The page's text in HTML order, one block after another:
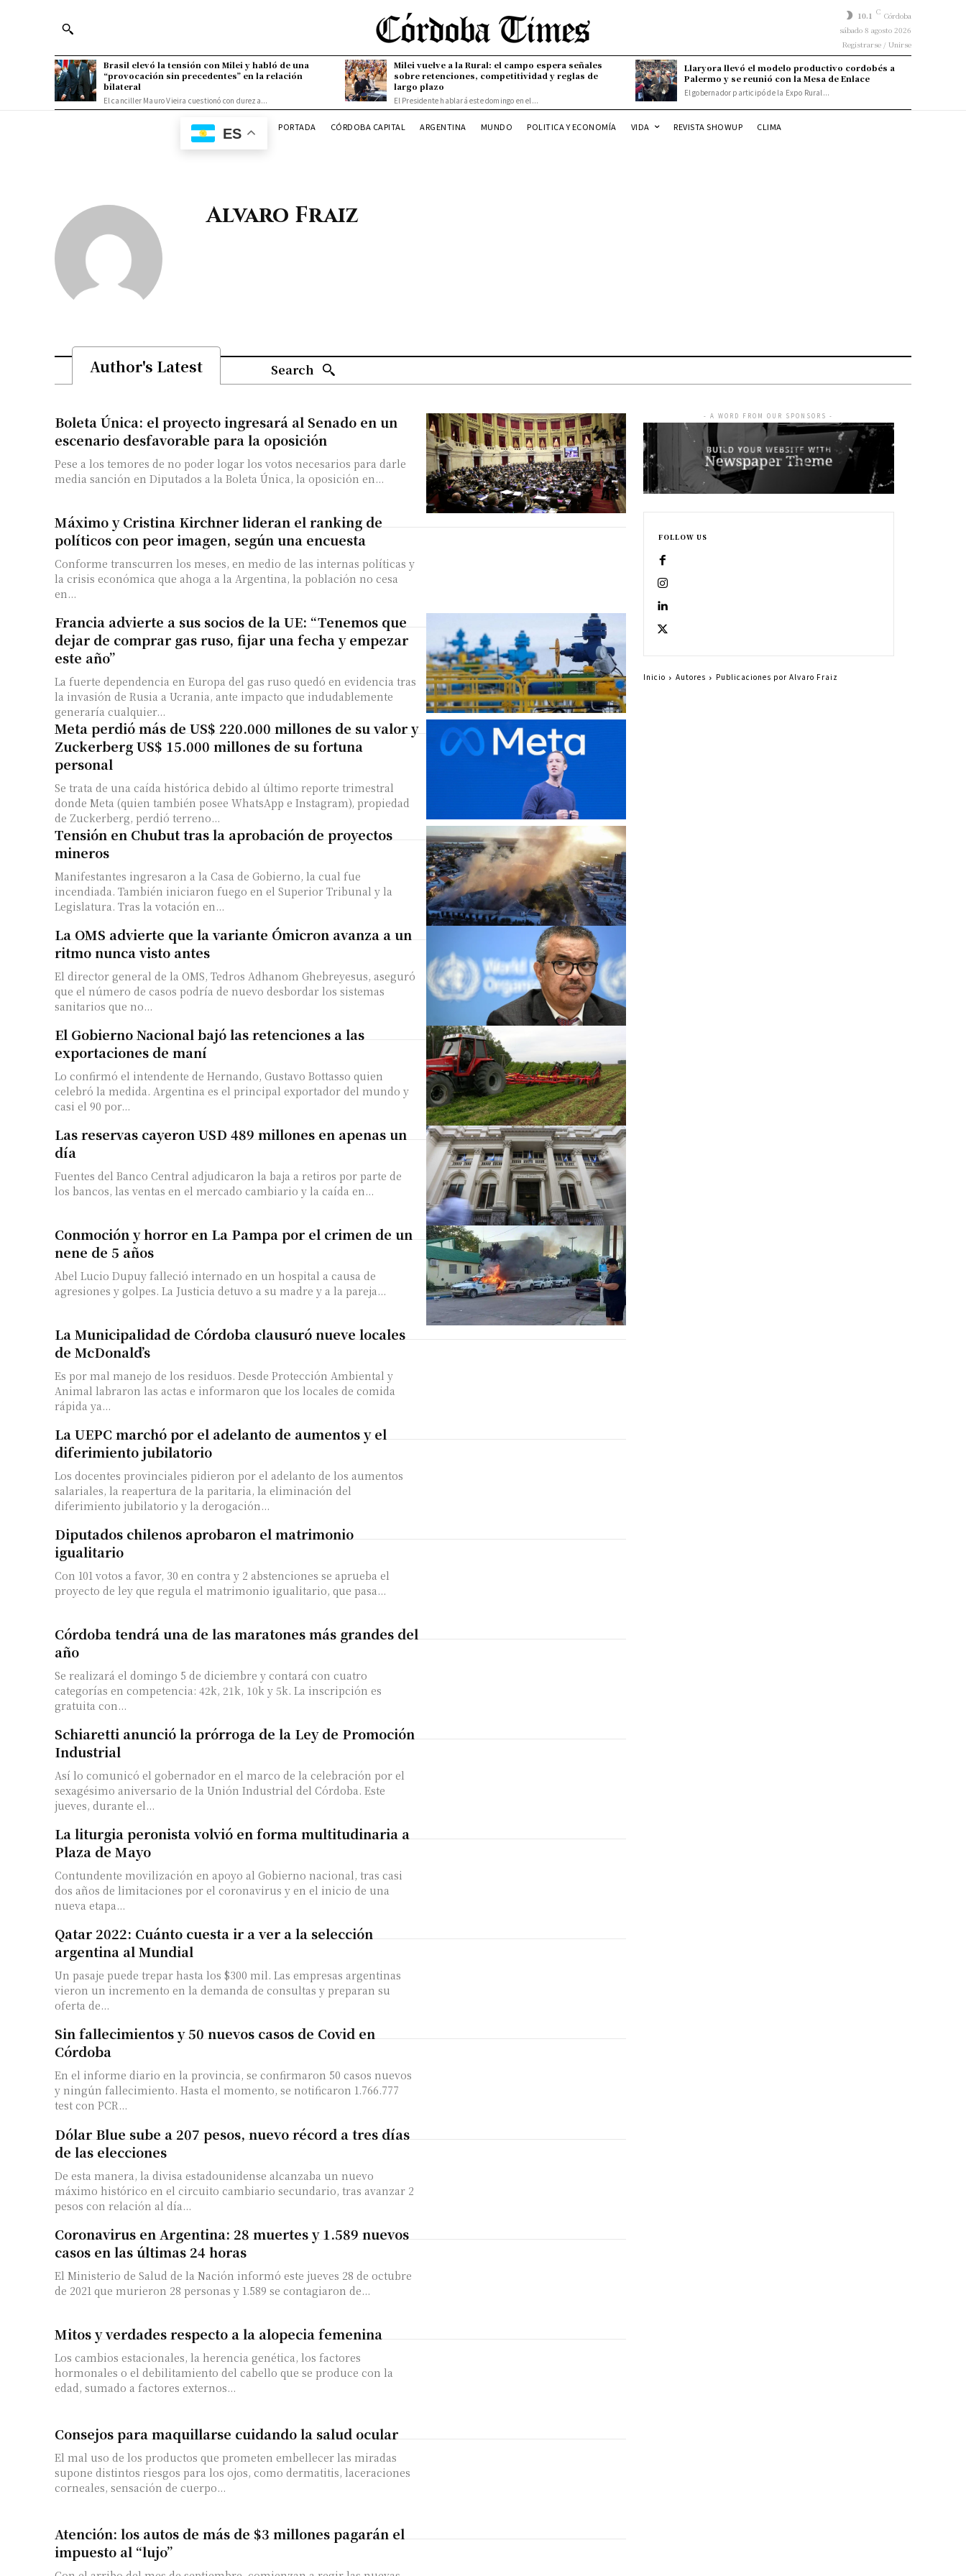
10.1 C Córdoba
sábado 8 agosto 2026
Registrarse / Unirse
Brasil elevó la tensión con Milei y habló de una
“provocación sin precedentes” en la relación
bilateral
El canciller Mauro Vieira cuestionó con dureza...
Milei vuelve a la Rural: el campo espera señales
sobre retenciones, competitividad y reglas de
largo plazo
El Presidente hablará este domingo en el...
Llaryora llevó el modelo productivo cordobés a
Palermo y se reunió con la Mesa de Enlace
El gobernador participó de la Expo Rural...
ES PORTADA CÓRDOBA CAPITAL ARGENTINA MUNDO POLITICA Y ECONOMÍA VIDA REVISTA SHOWUP CLIMA
Alvaro Fraiz
Author's Latest Search
Boleta Única: el proyecto ingresará al Senado en un
escenario desfavorable para la oposición
Pese a los temores de no poder logar los votos necesarios para darle
media sanción en Diputados a la Boleta Única, la oposición en...
Máximo y Cristina Kirchner lideran el ranking de
políticos con peor imagen, según una encuesta
Conforme transcurren los meses, en medio de las internas políticas y
la crisis económica que ahoga a la Argentina, la población no cesa
en...
Francia advierte a sus socios de la UE: “Tenemos que
dejar de comprar gas ruso, fijar una fecha y empezar
este año”
La fuerte dependencia en Europa del gas ruso quedó en evidencia tras
la invasión de Rusia a Ucrania, ante impacto que indudablemente
generaría cualquier...
Meta perdió más de US$ 220.000 millones de su valor y
Zuckerberg US$ 15.000 millones de su fortuna
personal
Se trata de una caída histórica debido al último reporte trimestral
donde Meta (quien también posee WhatsApp e Instagram), propiedad
de Zuckerberg, perdió terreno...
Tensión en Chubut tras la aprobación de proyectos
mineros
Manifestantes ingresaron a la Casa de Gobierno, la cual fue
incendiada. También iniciaron fuego en el Superior Tribunal y la
Legislatura. Tras la votación en...
La OMS advierte que la variante Ómicron avanza a un
ritmo nunca visto antes
El director general de la OMS, Tedros Adhanom Ghebreyesus, aseguró
que el número de casos podría de nuevo desbordar los sistemas
sanitarios que no...
El Gobierno Nacional bajó las retenciones a las
exportaciones de maní
Lo confirmó el intendente de Hernando, Gustavo Bottasso quien
celebró la medida. Argentina es el principal exportador del mundo y
casi el 90 por...
Las reservas cayeron USD 489 millones en apenas un
día
Fuentes del Banco Central adjudicaron la baja a retiros por parte de
los bancos, las ventas en el mercado cambiario y la caída en...
Conmoción y horror en La Pampa por el crimen de un
nene de 5 años
Abel Lucio Dupuy falleció internado en un hospital a causa de
agresiones y golpes. La Justicia detuvo a su madre y a la pareja...
La Municipalidad de Córdoba clausuró nueve locales
de McDonald’s
Es por mal manejo de los residuos. Desde Protección Ambiental y
Animal labraron las actas e informaron que los locales de comida
rápida ya...
La UEPC marchó por el adelanto de aumentos y el
diferimiento jubilatorio
Los docentes provinciales pidieron por el adelanto de los aumentos
salariales, la reapertura de la paritaria, la eliminación del
diferimiento jubilatorio y la derogación...
Diputados chilenos aprobaron el matrimonio
igualitario
Con 101 votos a favor, 30 en contra y 2 abstenciones se aprueba el
proyecto de ley que regula el matrimonio igualitario, que pasa...
Córdoba tendrá una de las maratones más grandes del
año
Se realizará el domingo 5 de diciembre y contará con cuatro
categorías en competencia: 42k, 21k, 10k y 5k. La inscripción es
gratuita con...
Schiaretti anunció la prórroga de la Ley de Promoción
Industrial
Así lo comunicó el gobernador en el marco de la celebración por el
sexagésimo aniversario de la Unión Industrial del Córdoba. Este
jueves, durante el...
La liturgia peronista volvió en forma multitudinaria a
Plaza de Mayo
Contundente movilización en apoyo al Gobierno nacional, tras casi
dos años de limitaciones por el coronavirus y en el inicio de una
nueva etapa...
Qatar 2022: Cuánto cuesta ir a ver a la selección
argentina al Mundial
Un pasaje puede trepar hasta los $300 mil. Las empresas argentinas
vieron un incremento en la demanda de consultas y preparan su
oferta de...
Sin fallecimientos y 50 nuevos casos de Covid en
Córdoba
En el informe diario en la provincia, se confirmaron 50 casos nuevos
y ningún fallecimiento. Hasta el momento, se notificaron 1.766.777
test con PCR...
Dólar Blue sube a 207 pesos, nuevo récord a tres días
de las elecciones
De esta manera, la divisa estadounidense alcanzaba un nuevo
máximo histórico en el circuito cambiario secundario, tras avanzar 2
pesos con relación al día...
Coronavirus en Argentina: 28 muertes y 1.589 nuevos
casos en las últimas 24 horas
El Ministerio de Salud de la Nación informó este jueves 28 de octubre
de 2021 que murieron 28 personas y 1.589 se contagiaron de...
Mitos y verdades respecto a la alopecia femenina
Los cambios estacionales, la herencia genética, los factores
hormonales o el debilitamiento del cabello que se produce con la
edad, sumado a factores externos...
Consejos para maquillarse cuidando la salud ocular
El mal uso de los productos que prometen embellecer las miradas
supone distintos riesgos para los ojos, como dermatitis, laceraciones
corneales, sensación de cuerpo...
Atención: los autos de más de $3 millones pagarán el
impuesto al “lujo”
- A WORD FROM OUR SPONSORS -
FOLLOW US
Inicio Autores Publicaciones por Alvaro Fraiz